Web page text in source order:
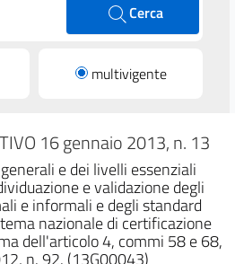
Cerca
multivigente
16 gennaio 2013, n. 13
e dei livelli essenziali
e validazione degli
e informali e degli standard
nazionale di certificazione
dell'articolo 4, commi 58 e 68,
n. 92. (13G00043)